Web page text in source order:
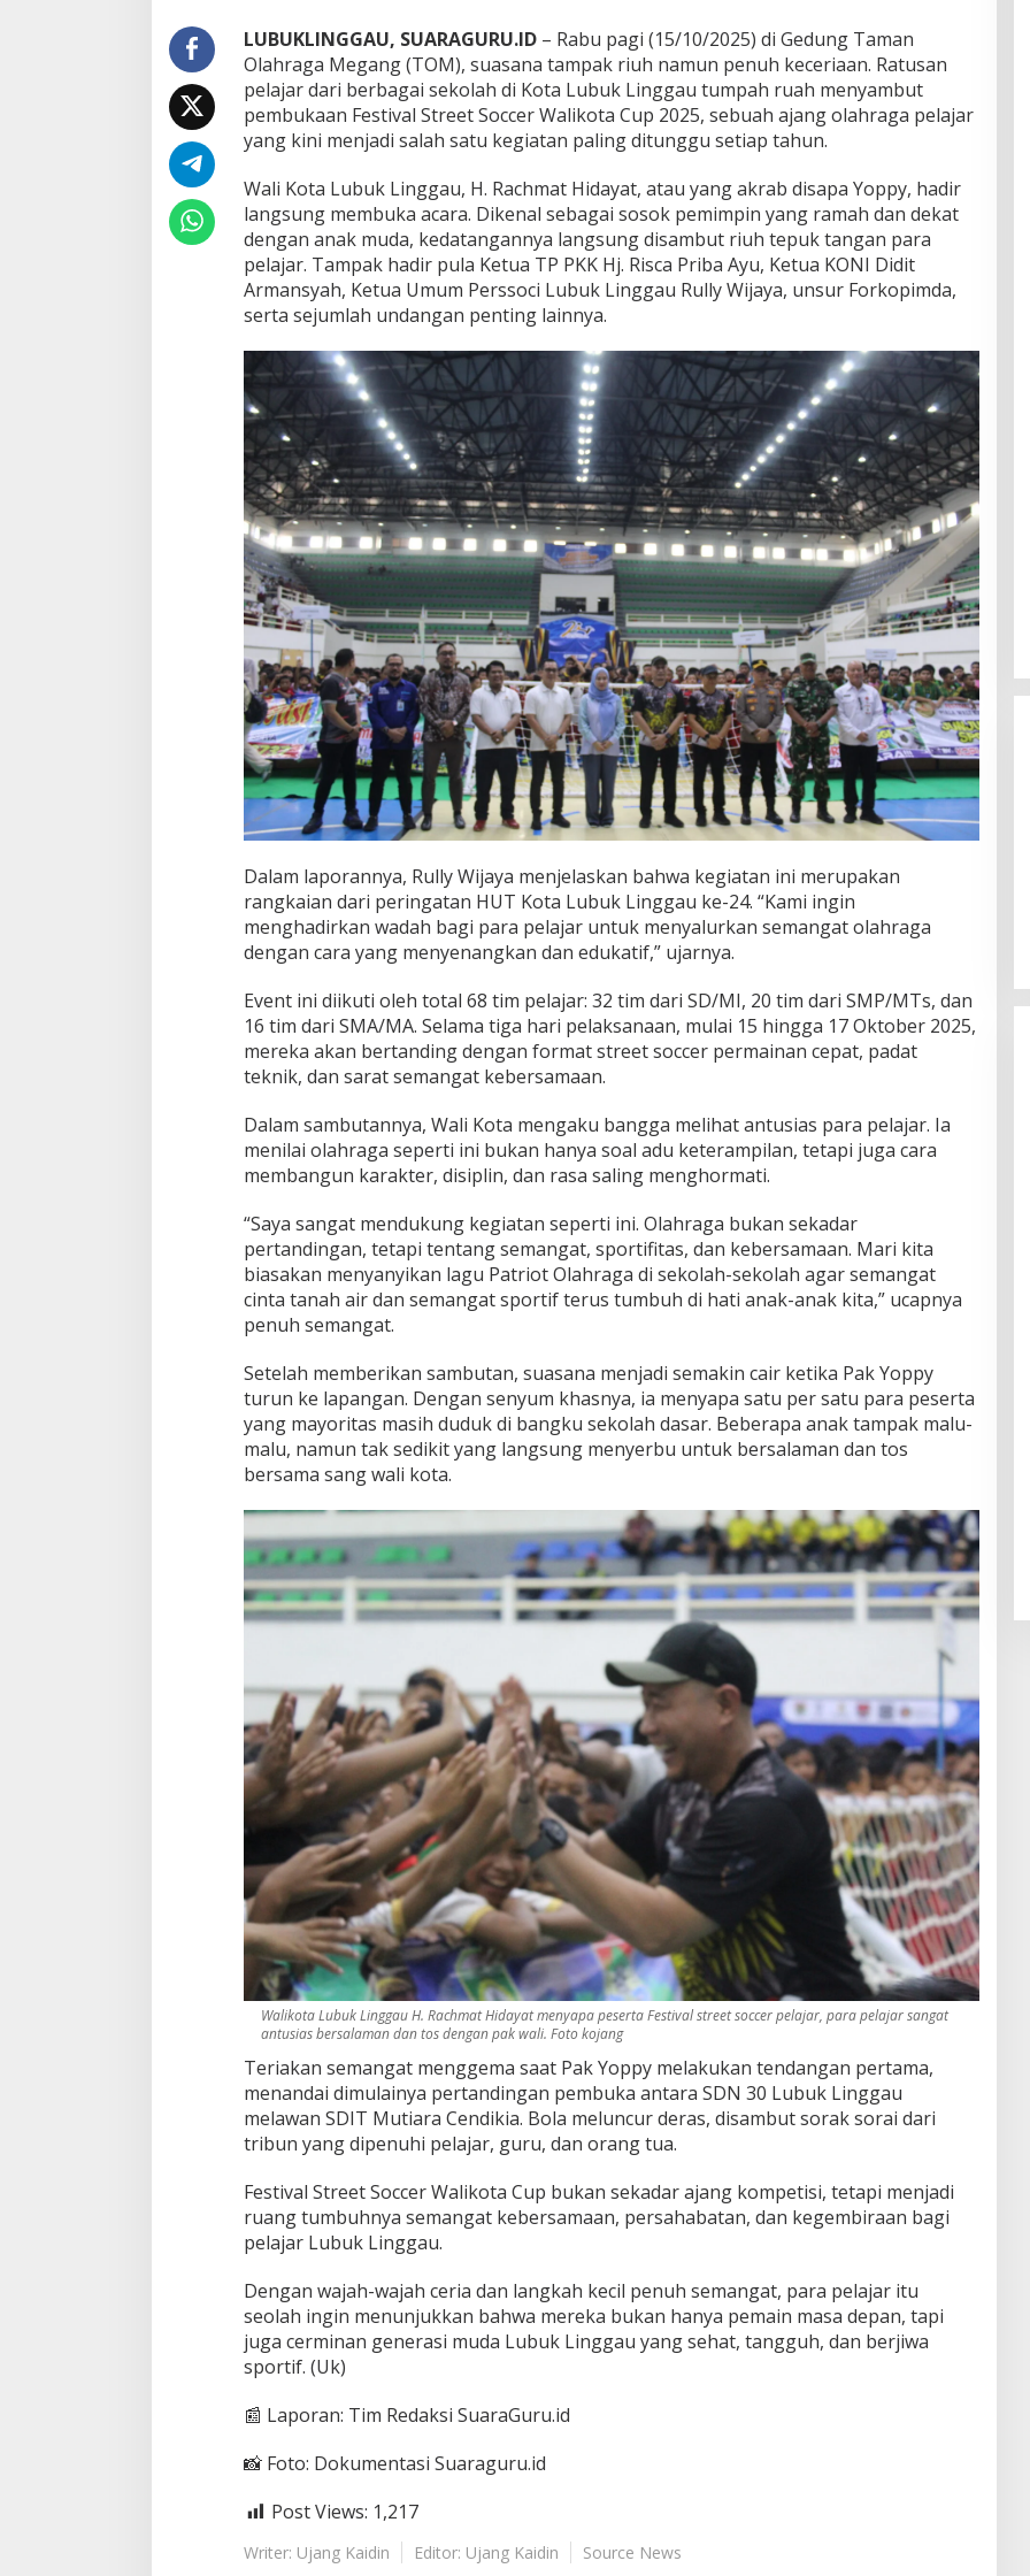
e
m
b
u
k
a
n
F
e
s
t
i
v
l
S
r
e
t
S
o
c
c
e
r
W
a
l
i
k
o
t
a
C
u
p
0
2
5
LUBUKLINGGAU, SUARAGURU.ID– Rabu pagi (15/10/2025) di Gedung Taman
Olahraga Megang (TOM), suasana tampak riuh namun penuh keceriaan. Ratusan
pelajar dari berbagai sekolah di Kota Lubuk Linggau tumpah ruah menyambut
pembukaan Festival Street Soccer Walikota Cup 2025, sebuah ajang olahraga pelajar
yang kini menjadi salah satu kegiatan paling ditunggu setiap tahun.
Wali Kota Lubuk Linggau, H. Rachmat Hidayat, atau yang akrab disapa Yoppy, hadir
langsung membuka acara. Dikenal sebagai sosok pemimpin yang ramah dan dekat
dengan anak muda, kedatangannya langsung disambut riuh tepuk tangan para
pelajar. Tampak hadir pula Ketua TP PKK Hj. Risca Priba Ayu, Ketua KONI Didit
Armansyah, Ketua Umum Perssoci Lubuk Linggau Rully Wijaya, unsur Forkopimda,
serta sejumlah undangan penting lainnya.
Dalam laporannya, Rully Wijaya menjelaskan bahwa kegiatan ini merupakan
rangkaian dari peringatan HUT Kota Lubuk Linggau ke-24. “Kami ingin
menghadirkan wadah bagi para pelajar untuk menyalurkan semangat olahraga
dengan cara yang menyenangkan dan edukatif,” ujarnya.
Event ini diikuti oleh total 68 tim pelajar: 32 tim dari SD/MI, 20 tim dari SMP/MTs, dan
16 tim dari SMA/MA. Selama tiga hari pelaksanaan, mulai 15 hingga 17 Oktober 2025,
mereka akan bertanding dengan format street soccer permainan cepat, padat
teknik, dan sarat semangat kebersamaan.
Dalam sambutannya, Wali Kota mengaku bangga melihat antusias para pelajar. Ia
menilai olahraga seperti ini bukan hanya soal adu keterampilan, tetapi juga cara
membangun karakter, disiplin, dan rasa saling menghormati.
“Saya sangat mendukung kegiatan seperti ini. Olahraga bukan sekadar
pertandingan, tetapi tentang semangat, sportifitas, dan kebersamaan. Mari kita
biasakan menyanyikan lagu Patriot Olahraga di sekolah-sekolah agar semangat
cinta tanah air dan semangat sportif terus tumbuh di hati anak-anak kita,” ucapnya
penuh semangat.
Setelah memberikan sambutan, suasana menjadi semakin cair ketika Pak Yoppy
turun ke lapangan. Dengan senyum khasnya, ia menyapa satu per satu para peserta
yang mayoritas masih duduk di bangku sekolah dasar. Beberapa anak tampak malu-
malu, namun tak sedikit yang langsung menyerbu untuk bersalaman dan tos
bersama sang wali kota.
Walikota Lubuk Linggau H. Rachmat Hidayat menyapa peserta Festival street soccer pelajar, para pelajar sangat
antusias bersalaman dan tos dengan pak wali. Foto kojang
Teriakan semangat menggema saat Pak Yoppy melakukan tendangan pertama,
menandai dimulainya pertandingan pembuka antara SDN 30 Lubuk Linggau
melawan SDIT Mutiara Cendikia. Bola meluncur deras, disambut sorak sorai dari
tribun yang dipenuhi pelajar, guru, dan orang tua.
Festival Street Soccer Walikota Cup bukan sekadar ajang kompetisi, tetapi menjadi
ruang tumbuhnya semangat kebersamaan, persahabatan, dan kegembiraan bagi
pelajar Lubuk Linggau.
Dengan wajah-wajah ceria dan langkah kecil penuh semangat, para pelajar itu
seolah ingin menunjukkan bahwa mereka bukan hanya pemain masa depan, tapi
juga cerminan generasi muda Lubuk Linggau yang sehat, tangguh, dan berjiwa
sportif. (Uk)
📰 Laporan: Tim Redaksi SuaraGuru.id
📸 Foto: Dokumentasi Suaraguru.id
Post Views: 1,217
Writer: Ujang Kaidin Editor: Ujang Kaidin Source News
Himpunan Wanita UNPARI Salurkan
Bantuan bagi Korban Kebakaran
di Jawa Kanan SS
Di PGRI | 27 Juli 2026